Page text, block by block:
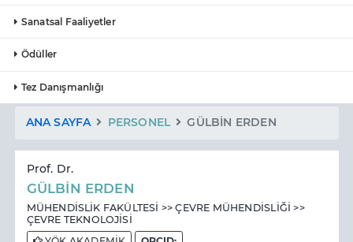
Sanatsal Faaliyetler
Ödüller
Tez Danışmanlığı
ANA SAYFA PERSONEL GÜLBİN ERDEN
Prof. Dr.
GÜLBİN ERDEN
MÜHENDİSLİK FAKÜLTESİ >> ÇEVRE MÜHENDİSLİĞİ >>
ÇEVRE TEKNOLOJİSİ